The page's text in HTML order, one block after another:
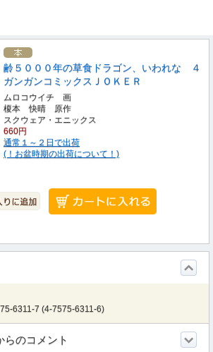
齢５０００年の草食ドラゴン、いわれな ４
ガンガンコミックスＪＯＫＥＲ
ムロコウイチ 画
榎本 快晴 原作
スクウェア・エニックス
660円
通常１～２日で出荷
(！お盆時期の出荷について！)
6311-7 (4-7575-6311-6)
らのコメント